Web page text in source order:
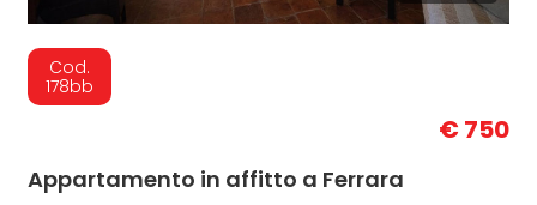
Cod.
178bb
€ 750
Appartamento in affitto a Ferrara